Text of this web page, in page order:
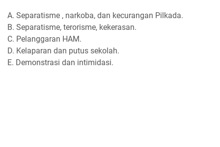
A. Separatisme , narkoba, dan kecurangan Pilkada.
B. Separatisme, terorisme, kekerasan.
C. Pelanggaran HAM.
D. Kelaparan dan putus sekolah.
E. Demonstrasi dan intimidasi.